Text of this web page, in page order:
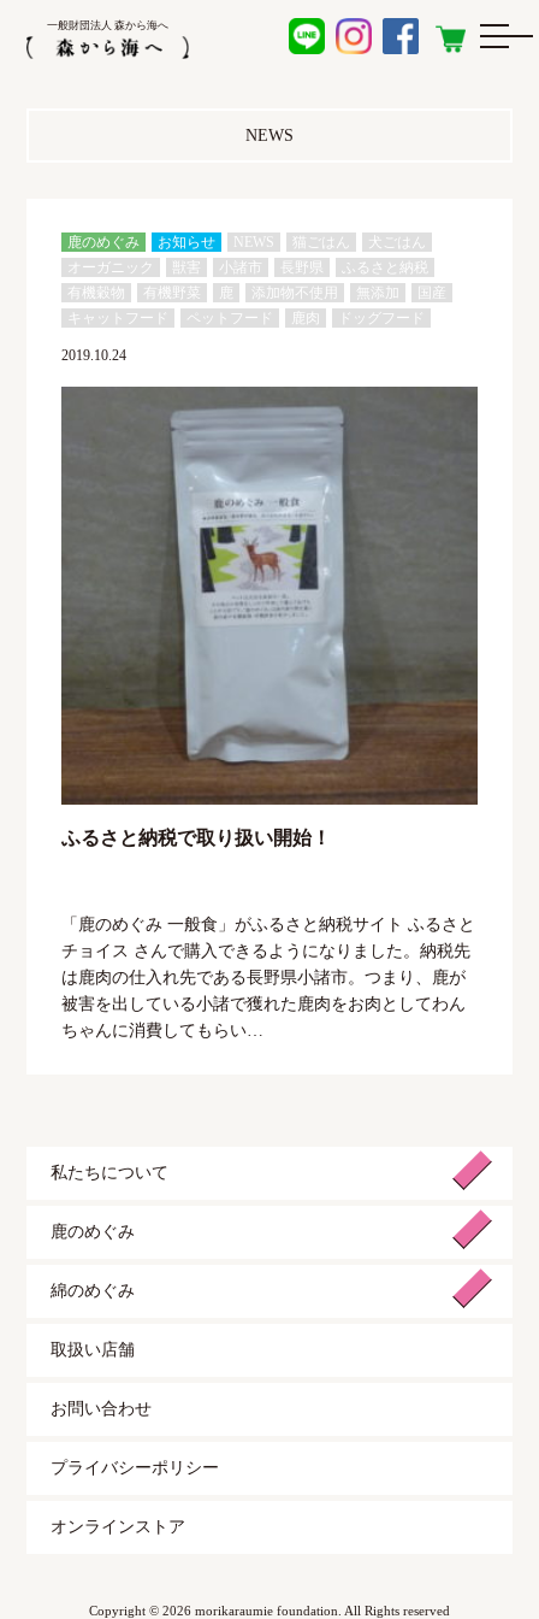
一般財団法人 森から海へ
NEWS
鹿のめぐみ お知らせ NEWS 猫ごはん
犬ごはん
オーガニック
獣害 小諸市 長野県
ふるさと納税
有機穀物
有機野菜 鹿 添加物不使用 無添加
国産
キャットフード
ペットフード 鹿肉 ドッグフード
2019.10.24
ふるさと納税で取り扱い開始！
「鹿のめぐみ 一般食」がふるさと納税サイト ふるさと
チョイス さんで購入できるようになりました。納税先
は鹿肉の仕入れ先である長野県小諸市。つまり、鹿が
被害を出している小諸で獲れた鹿肉をお肉としてわん
ちゃんに消費してもらい…
私たちについて
鹿のめぐみ
綿のめぐみ
取扱い店舗
お問い合わせ
プライバシーポリシー
オンラインストア
Copyright © 2026 morikaraumie foundation. All Rights reserved